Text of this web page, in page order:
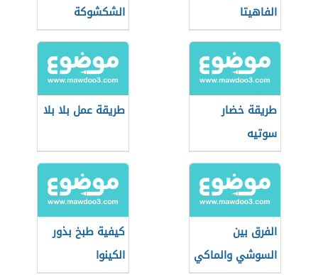
الفاهيتا
الشكشوكة
التركية
طريقة خضار
سوتيه
طريقة عمل بلا بلا
الفرق بين
السوشي والماكي
كيفية طبخ بذور
الكينوا